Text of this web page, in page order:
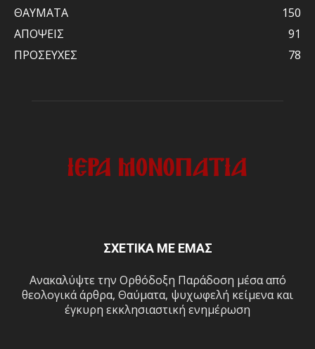
ΘΑΥΜΑΤΑ
150
ΑΠΟΨΕΙΣ
91
ΠΡΟΣΕΥΧΕΣ
78
ΣΧΕΤΙΚΑ ΜΕ ΕΜΑΣ
Ανακαλύψτε την Ορθόδοξη Παράδοση μέσα από
θεολογικά άρθρα, Θαύματα, ψυχωφελή κείμενα και
έγκυρη εκκλησιαστική ενημέρωση